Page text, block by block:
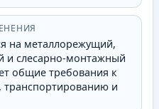
на металлорежущий,
и слесарно-монтажный
общие требования к
транспортированию и